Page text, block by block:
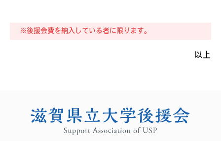
※後援会費を納入している者に限ります。
以上